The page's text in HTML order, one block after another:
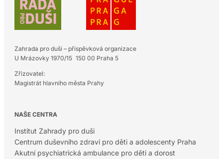
Zahrada pro duši – příspěvková organizace
U Mrázovky 1970/15 150 00 Praha 5
Zřizovatel:
Magistrát hlavního města Prahy
NAŠE CENTRA
Institut Zahrady pro duši
Centrum duševního zdraví pro děti a adolescenty Praha
Akutní psychiatrická ambulance pro děti a dorost